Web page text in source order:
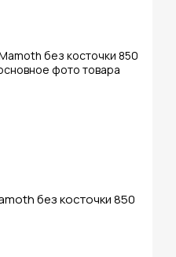
без косточки 850